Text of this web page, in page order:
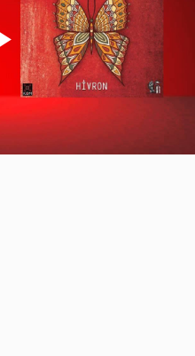
Play
Video